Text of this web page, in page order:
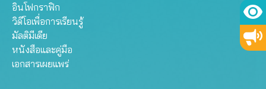
อินโฟกราฟิก
วิดีโอเพื่อการเรียนรู้
มัลติมีเดีย
หนังสือและคู่มือ
เอกสารเผยแพร่